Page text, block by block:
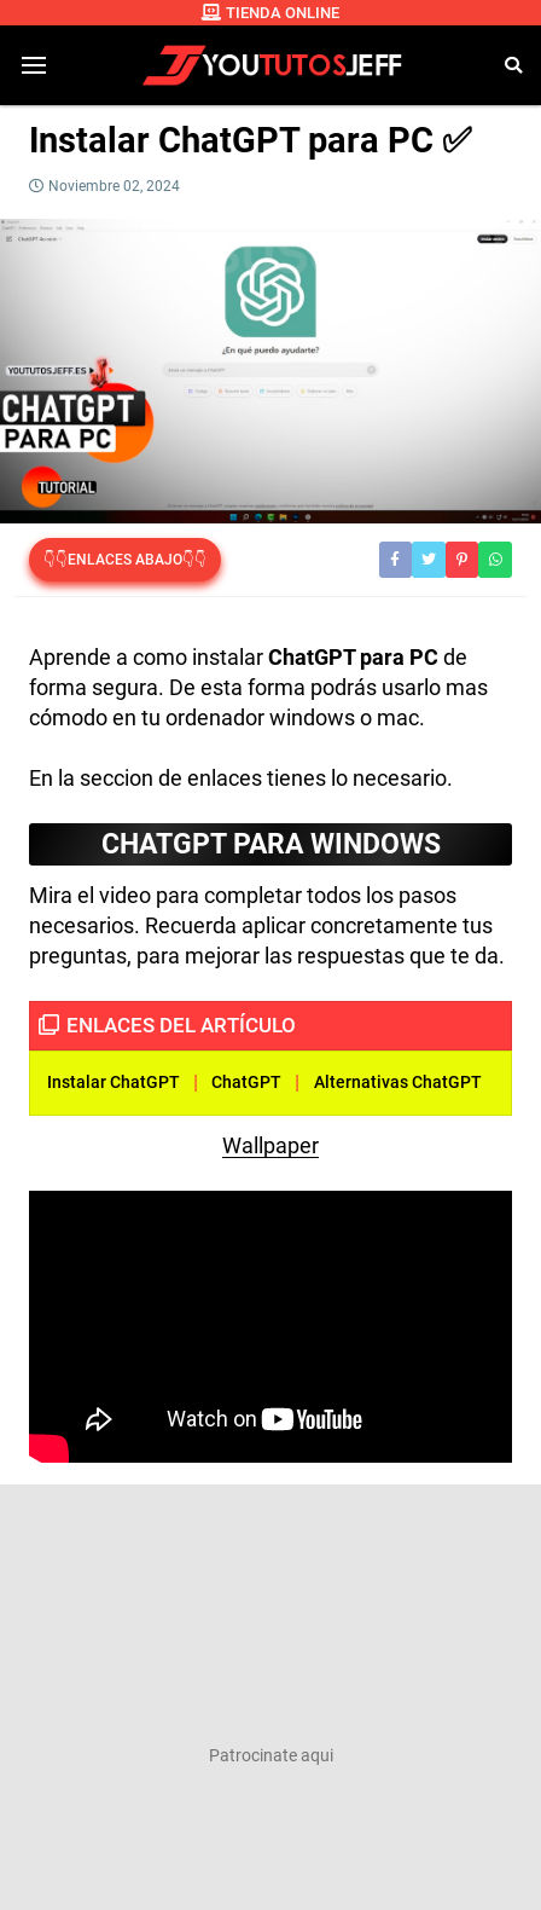
TIENDA ONLINE
Instalar ChatGPT para PC ✅
Noviembre 02, 2024
👇👇ENLACES ABAJO👇👇
Aprende a como instalarChatGPT para PC de
forma segura. De esta forma podrás usarlo mas
cómodo en tu ordenador windows o mac.
En la seccion de enlaces tienes lo necesario.
CHATGPT PARA WINDOWS
Mira el video para completar todos los pasos
necesarios. Recuerda aplicar concretamente tus
preguntas, para mejorar las respuestas que te da.
Instalar ChatGPT | ChatGPT | Alternativas ChatGPT
Wallpaper